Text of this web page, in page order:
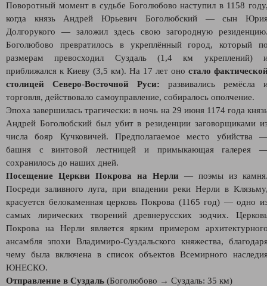
Поворотный момент в судьбе Боголюбово наступил в 1158
когда князь Андрей Юрьевич Боголюбский — сын
Долгорукого — заложил здесь свою загородную
Боголюбово превратилось в укреплённый город, который
размерам превосходил Суздаль (1,4 км укреплений)
приближался к Киеву (3,5 км). На 17 лет оно стало
столицей Северо‑Восточной Руси: развивались ремёсла
торговля, действовало самоуправление, собиралось ополчение.
Эпоха завершилась трагически: в ночь на 29 июня 1174 года
Андрей Боголюбский был убит в резиденции заговорщиками
числа бояр Кучковичей. Предполагаемое место убийства
башня с винтовой лестницей и примыкающая галерея
сохранилось до наших дней.
Посещение Церкви Покрова на Нерли — поэмы из
Посреди заливного луга, при впадении реки Нерли в
красуется белокаменная церковь Покрова (1165 год) — одно
самых лирических творений древнерусских зодчих.
Покрова на Нерли является ярким примером
ансамбля эпохи Владимиро‑Суздальского княжества,
чему была включена в список объектов Всемирного
ЮНЕСКО.
Отправление в Суздаль (Боголюбово → Суздаль: 35 км)